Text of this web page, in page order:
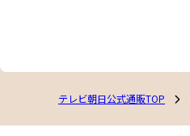
テレビ朝日公式通販TOP